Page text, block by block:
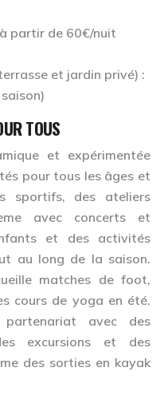
partir de 60€/nuit
et jardin privé) :
TOUS
et expérimentée
pour tous les âges et
sportifs, des ateliers
avec concerts et
et des activités
au long de la saison.
matches de foot,
cours de yoga en été.
avec des
excursions et des
des sorties en kayak